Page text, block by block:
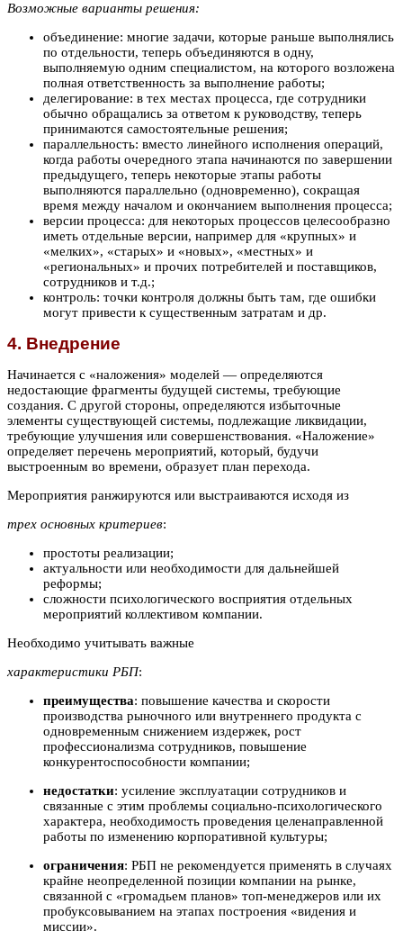
Возможные варианты решения:
объединение: многие задачи, которые раньше выполнялись
по отдельности, теперь объединяются в одну,
выполняемую одним специалистом, на которого возложена
полная ответственность за выполнение работы;
делегирование: в тех местах процесса, где сотрудники
обычно обращались за ответом к руководству, теперь
принимаются самостоятельные решения;
параллельность: вместо линейного исполнения операций,
когда работы очередного этапа начинаются по завершении
предыдущего, теперь некоторые этапы работы
выполняются параллельно (одновременно), сокращая
время между началом и окончанием выполнения процесса;
версии процесса: для некоторых процессов целесообразно
иметь отдельные версии, например для «крупных» и
«мелких», «старых» и «новых», «местных» и
«региональных» и прочих потребителей и поставщиков,
сотрудников и т.д.;
контроль: точки контроля должны быть там, где ошибки
могут привести к существенным затратам и др.
4. Внедрение
Начинается с «наложения» моделей — определяются
недостающие фрагменты будущей системы, требующие
создания. С другой стороны, определяются избыточные
элементы существующей системы, подлежащие ликвидации,
требующие улучшения или совершенствования. «Наложение»
определяет перечень мероприятий, который, будучи
выстроенным во времени, образует план перехода.
Мероприятия ранжируются или выстраиваются исходя из
трех основных критериев:
простоты реализации;
актуальности или необходимости для дальнейшей
реформы;
сложности психологического восприятия отдельных
мероприятий коллективом компании.
Необходимо учитывать важные
характеристики РБП:
преимущества: повышение качества и скорости
производства рыночного или внутреннего продукта с
одновременным снижением издержек, рост
профессионализма сотрудников, повышение
конкурентоспособности компании;
недостатки: усиление эксплуатации сотрудников и
связанные с этим проблемы социально-психологического
характера, необходимость проведения целенаправленной
работы по изменению корпоративной культуры;
ограничения: РБП не рекомендуется применять в случаях
крайне неопределенной позиции компании на рынке,
связанной с «громадьем планов» топ-менеджеров или их
пробуксовыванием на этапах построения «видения и
миссии».